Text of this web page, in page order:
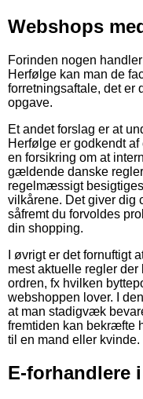
Webshops
Forinden nogen
Herfølge kan man de
forretningsaftale, det er
opgave.
Et andet forslag er at
Herfølge er godkendt
en forsikring om at
gældende danske
regelmæssigt
vilkårene. Det giver dig
såfremt du forvoldes
din shopping.
I øvrigt er det fornuftigt
mest aktuelle regler
ordren, fx hvilken
webshoppen lover. I
at man stadigvæk
fremtiden kan bekræfte
til en mand eller kvinde.
E-forhandlere